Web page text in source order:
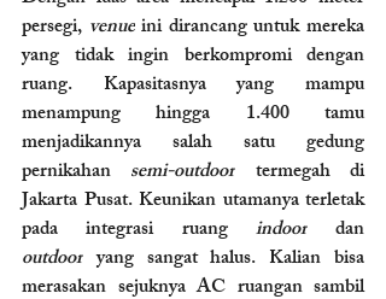
persegi, venue ini dirancang untuk mereka
yang tidak ingin berkompromi dengan
ruang. Kapasitasnya yang mampu
menampung hingga 1.400 tamu
menjadikannya salah satu gedung
pernikahan semi-outdoor termegah di
Jakarta Pusat. Keunikan utamanya terletak
pada integrasi ruang indoor
outdoor yang sangat halus. Kalian bisa
merasakan sejuknya AC ruangan sambil